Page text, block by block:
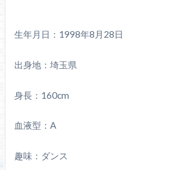
生年月日：1998年8月28日
出身地：埼玉県
身長：160cm
血液型：A
趣味：ダンス